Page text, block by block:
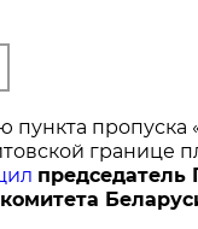
пункта
границе
председатель